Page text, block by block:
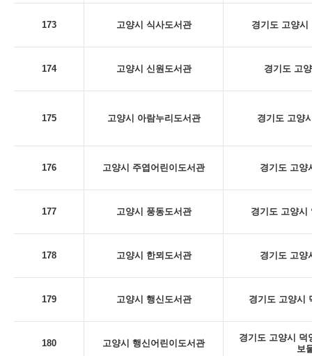
173 고양시 식사도서관 경기도 고양시
174 고양시 신원도서관 경기도 고
175 고양시 아람누리도서관 경기도 고양
176 고양시 주엽어린이도서관 경기도 고양
177 고양시 풍동도서관 경기도 고양시
178 고양시 한뫼도서관 경기도 고양
179 고양시 행신도서관 경기도 고양시
180 고양시 행신어린이도서관
경기도 고양시 덕
보